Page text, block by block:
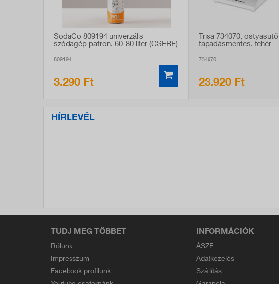
SodaCo 809194 univerzális
szódagép patron, 60-80 liter (CSERE)
809194
3.290 Ft
Trisa 734070,
tapadásmentes, fehér
734070
23.920 Ft
HÍRLEVÉL
TUDJ MEG TÖBBET
Rólunk
Impresszum
Facebook profilunk
INFORMÁCIÓK
ÁSZF
Adatkezelés
Szállítás